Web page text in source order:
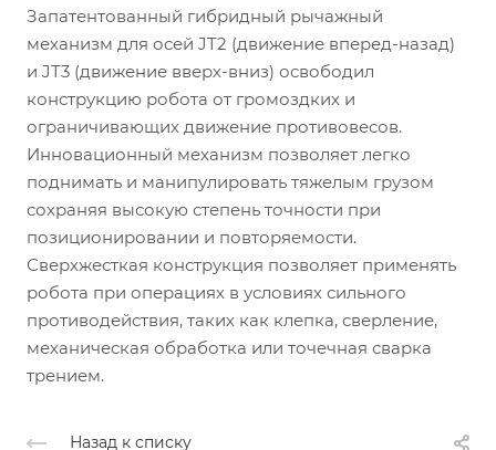
Запатентованный гибридный рычажный
механизм для осей JT2 (движение вперед-назад)
и JT3 (движение вверх-вниз) освободил
конструкцию робота от громоздких и
ограничивающих движение противовесов.
Инновационный механизм позволяет легко
поднимать и манипулировать тяжелым грузом
сохраняя высокую степень точности при
позиционировании и повторяемости.
Сверхжесткая конструкция позволяет применять
робота при операциях в условиях сильного
противодействия, таких как клепка, сверление,
механическая обработка или точечная сварка
трением.
Назад к списку